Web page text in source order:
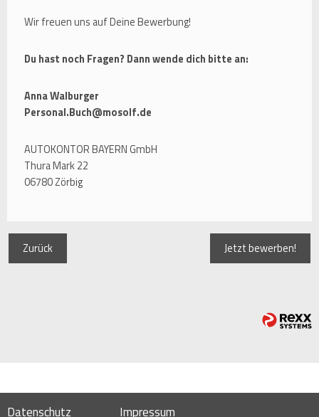
Wir freuen uns auf Deine Bewerbung!
Du hast noch Fragen? Dann wende dich bitte an:
Anna Walburger
Personal.Buch@mosolf.de
AUTOKONTOR BAYERN GmbH
Thura Mark 22
06780 Zörbig
Zurück Jetzt bewerben!
Datenschutz Impressum